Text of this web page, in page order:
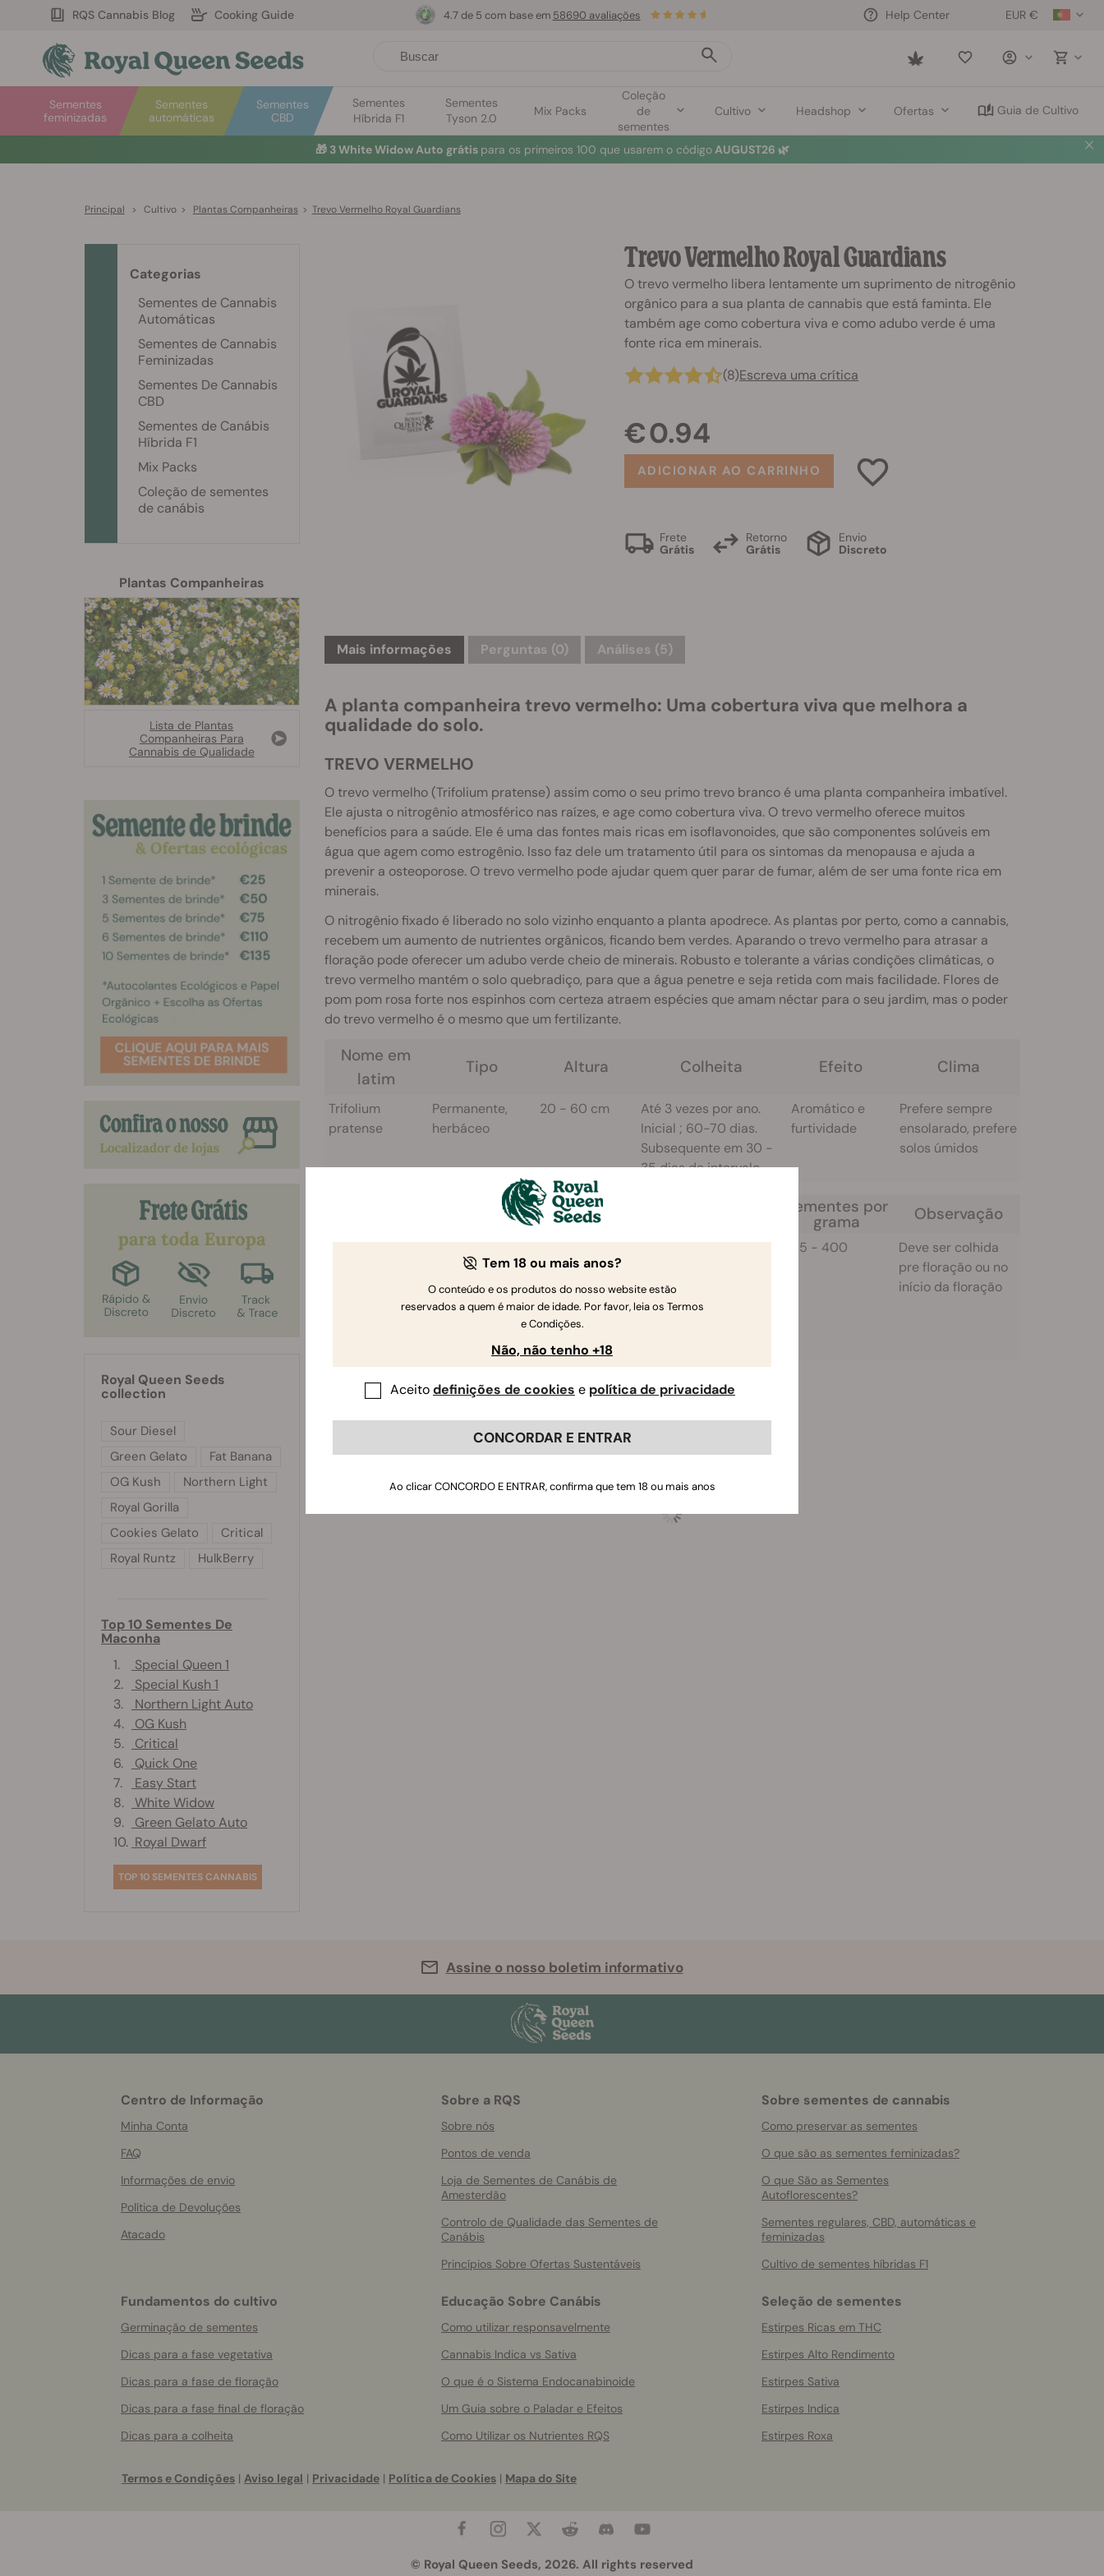
RQS Cannabis Blog Cooking Guide EUR €
Help Center
Saved
Sementes
automáticas
Sementes
feminizadas
Sementes
CBD
Sementes
Híbrida F1
Sementes
Tyson 2.0
Mix Packs
Coleção
de
sementes
Cultivo Headshop Ofertas Guia de Cultivo
4.7 de 5 com base em 58690 avaliações
🎁 3 White Widow Auto grátis para os primeiros 100 que usarem o códigoAUGUST26 🌿
Principal > Cultivo > Plantas Companheiras > Trevo Vermelho Royal Guardians
Trevo Vermelho Royal Guardians
O trevo vermelho libera lentamente um suprimento de nitrogênio
orgânico para a sua planta de cannabis que está faminta. Ele
também age como cobertura viva e como adubo verde é uma
fonte rica em minerais.
(8)Escreva uma crítica
€ 0.94
ADICIONAR AO CARRINHO
Frete
Grátis
Retorno
Grátis
Envio
Discreto
Mais informações Perguntas (0) Análises (5)
A planta companheira trevo vermelho: Uma cobertura viva que melhora a
qualidade do solo.
TREVO VERMELHO
O trevo vermelho (Trifolium pratense) assim como o seu primo trevo branco é uma planta companheira imbatível.
Ele ajusta o nitrogênio atmosférico nas raízes, e age como cobertura viva. O trevo vermelho oferece muitos
benefícios para a saúde. Ele é uma das fontes mais ricas em isoflavonoides, que são componentes solúveis em
água que agem como estrogênio. Isso faz dele um tratamento útil para os sintomas da menopausa e ajuda a
prevenir a osteoporose. O trevo vermelho pode ajudar quem quer parar de fumar, além de ser uma fonte rica em
minerais.
O nitrogênio fixado é liberado no solo vizinho enquanto a planta apodrece. As plantas por perto, como a cannabis,
recebem um aumento de nutrientes orgânicos, ficando bem verdes. Aparando o trevo vermelho para atrasar a
floração pode oferecer um adubo verde cheio de minerais. Robusto e tolerante a várias condições climáticas, o
trevo vermelho mantém o solo quebradiço, para que a água penetre e seja retida com mais facilidade. Flores de
pom pom rosa forte nos espinhos com certeza atraem espécies que amam néctar para o seu jardim, mas o poder
do trevo vermelho é o mesmo que um fertilizante.
Nome em
latim
Tipo Altura Colheita Efeito Clima
Trifolium
pratense
Permanente,
herbáceo
20 - 60 cm
Até 3 vezes por ano.
Inicial ; 60-70 dias.
Subsequente em 30 -
35 dias de intervalo
Aromático e
furtividade
Prefere sempre
ensolarado, prefere
solos úmidos
Germinação Sementes por
grama Observação
Prefere - 6,0 e
Bem drenado,
também tolera
solos mal
drenados
Até 7 - 10 dias /
25º C (min 3ºC)
As plantas
de nitrogênio, usado
como cobertura para
285 - 400
Deve ser colhida
pre floração ou no
início da floração
Categorias
Sementes de Cannabis
Automáticas
Sementes de Cannabis
Feminizadas
Sementes De Cannabis
CBD
Sementes de Canábis
Híbrida F1
Mix Packs
Coleção de sementes
de canábis
Plantas Companheiras
Lista de Plantas
Companheiras Para
Cannabis de Qualidade
Royal Queen Seeds
collection
Sour Diesel
Green Gelato
Fat Banana
OG Kush
Northern Light
Royal Gorilla
Cookies Gelato
Critical
Royal Runtz
HulkBerry
Top 10 Sementes De
Maconha
1.
Special Queen 1
2.
Special Kush 1
3.
Northern Light Auto
4.
OG Kush
5.
Critical
6.
Quick One
7.
Easy Start
8.
White Widow
9.
Green Gelato Auto
10. Royal Dwarf
TOP 10 SEMENTES CANNABIS
Assine o nosso boletim informativo
Centro de Informação
Minha Conta
FAQ
Informações de envio
Política de Devoluções
Atacado
Sobre a RQS
Sobre nós
Pontos de venda
Loja de Sementes de Canábis de
Amesterdão
Controlo de Qualidade das Sementes de
Canábis
Princípios Sobre Ofertas Sustentáveis
Sobre sementes de cannabis
Como preservar as sementes
O que são as sementes feminizadas?
O que São as Sementes
Autoflorescentes?
Sementes regulares, CBD, automáticas e
feminizadas
Cultivo de sementes híbridas F1
Fundamentos do cultivo
Germinação de sementes
Dicas para a fase vegetativa
Dicas para a fase de floração
Dicas para a fase final de floração
Dicas para a colheita
Educação Sobre Canábis
Como utilizar responsavelmente
Cannabis Indica vs Sativa
O que é o Sistema Endocanabinoide
Um Guia sobre o Paladar e Efeitos
Como Utilizar os Nutrientes RQS
Seleção de sementes
Estirpes Ricas em THC
Estirpes Alto Rendimento
Estirpes Sativa
Estirpes Indica
Estirpes Roxa
Termos e Condições | Aviso legal | Privacidade | Política de Cookies | Mapa do Site
© Royal Queen Seeds, 2026. All rights reserved
Tem 18 ou mais anos?
O conteúdo e os produtos do nosso website estão
reservados a quem é maior de idade. Por favor, leia os Termos
e Condições.
Não, não tenho +18
Aceitodefinições de cookies e política de privacidade
CONCORDAR E ENTRAR
Ao clicar CONCORDO E ENTRAR, confirma que tem 18 ou mais anos